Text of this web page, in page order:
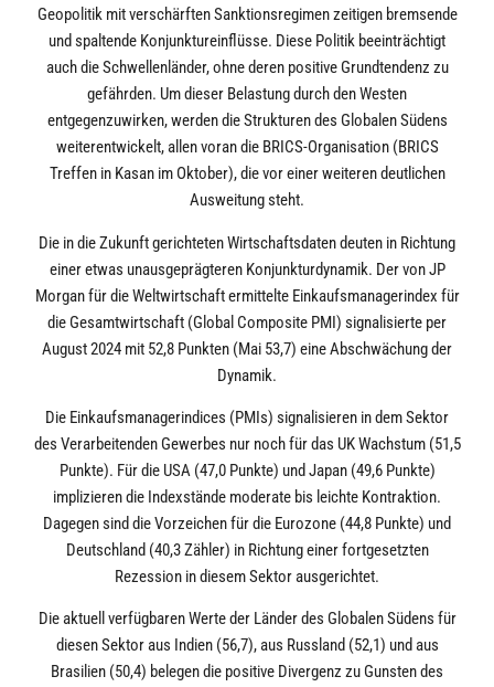
Geopolitik mit verschärften Sanktionsregimen zeitigen bremsende
und spaltende Konjunktureinflüsse. Diese Politik beeinträchtigt
auch die Schwellenländer, ohne deren positive Grundtendenz zu
gefährden. Um dieser Belastung durch den Westen
entgegenzuwirken, werden die Strukturen des Globalen Südens
weiterentwickelt, allen voran die BRICS-Organisation (BRICS
Treffen in Kasan im Oktober), die vor einer weiteren deutlichen
Ausweitung steht.
Die in die Zukunft gerichteten Wirtschaftsdaten deuten in Richtung
einer etwas unausgeprägteren Konjunkturdynamik. Der von JP
Morgan für die Weltwirtschaft ermittelte Einkaufsmanagerindex für
die Gesamtwirtschaft (Global Composite PMI) signalisierte per
August 2024 mit 52,8 Punkten (Mai 53,7) eine Abschwächung der
Dynamik.
Die Einkaufsmanagerindices (PMIs) signalisieren in dem Sektor
des Verarbeitenden Gewerbes nur noch für das UK Wachstum (51,5
Punkte). Für die USA (47,0 Punkte) und Japan (49,6 Punkte)
implizieren die Indexstände moderate bis leichte Kontraktion.
Dagegen sind die Vorzeichen für die Eurozone (44,8 Punkte) und
Deutschland (40,3 Zähler) in Richtung einer fortgesetzten
Rezession in diesem Sektor ausgerichtet.
Die aktuell verfügbaren Werte der Länder des Globalen Südens für
diesen Sektor aus Indien (56,7), aus Russland (52,1) und aus
Brasilien (50,4) belegen die positive Divergenz zu Gunsten des